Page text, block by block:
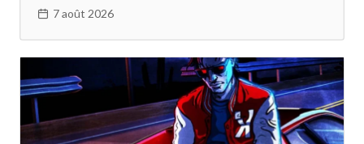
7 août 2026